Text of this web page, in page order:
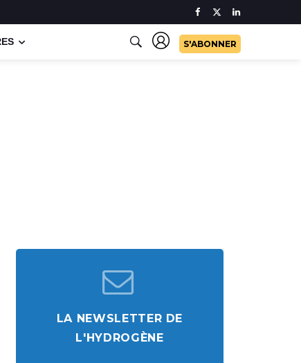
S'ABONNER
LA NEWSLETTER DE
L'HYDROGÈNE